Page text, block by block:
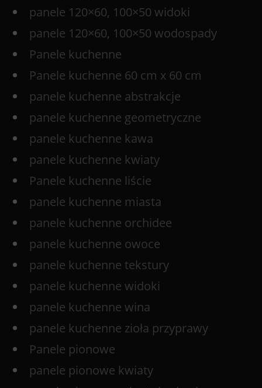
panele 120×60, 100×50 widoki
panele 120×60, 100×50 wodospady
Panele kuchenne
Panele kuchenne 60 cm x 60 cm
panele kuchenne abstrakcje
panele kuchenne geometryczne
panele kuchenne kawa
panele kuchenne kwiaty
Panele kuchenne liście
panele kuchenne miasta
panele kuchenne orchidee
panele kuchenne owoce
panele kuchenne tekstury
panele kuchenne widoki
panele kuchenne wina
panele kuchenne zioła przyprawy
Panele pionowe
panele pionowe kwiaty